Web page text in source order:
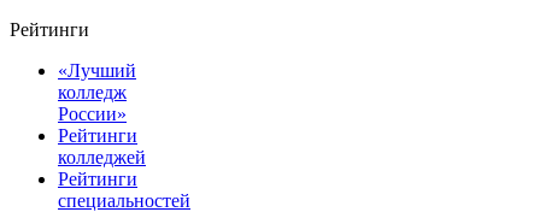
Рейтинги
«Лучший
колледж
России»
Рейтинги
колледжей
Рейтинги
специальностей